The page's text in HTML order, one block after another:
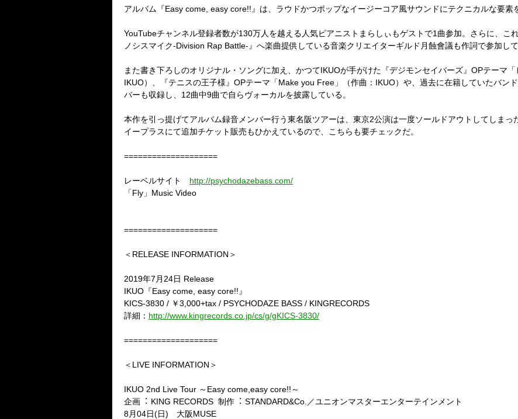
アルバム『Easy come, easy core!! 』は、ラウドかつポップなイージーコア風サウンドにテクニカルな要素
YouTubeチャンネル登録者数が130万人を越える人気ピアニストまらしぃもゲストで1 曲参加。さらに、こ
ノシスマイク-Division Rap Battle- 』へ楽曲提供している音楽クリエイターギルド月蝕會議も作詞で参加して
また書き下ろしのオリジナル・ソングに加え、かつてIKUOが手がけた『デジモンセイバーズ』 OPテーマ「
IKUO）、『テニスの王子様』 OPテーマ「Make you Free 」（作曲： IKUO）や、過去に在籍していたバン
バーも収録し、 12曲中9曲で自らヴォーカルを披露している。
本作を引っ提げてアルバム録音メンバー行う東名阪ツアーは、東京2公演は一度ソールドアウトしてしまっ
イープラスにて追加チケット販売もひかえているので、こちらも要チェックだ。
====================
レーベルサイト http://psychodazebass.com/
「Fly 」 Music Video
====================
＜RELEASE INFORMATION＞
2019年7 月 24日 Release
IKUO 『Easy come, easy core!! 』
KICS-3830 / ￥3,000+tax / PSYCHODAZE BASS / KINGRECORDS
詳細： http://www.kingrecords.co.jp/cs/g/gKICS-3830/
====================
＜LIVE INFORMATION＞
IKUO 2nd Live Tour ～ Easy come,easy core!! ～
企画 ︓ KING RECORDS 制作 ︓ STANDARD&Co. ／ユニオンマスターエンターテインメント
8月04日(日) 大阪MUSE